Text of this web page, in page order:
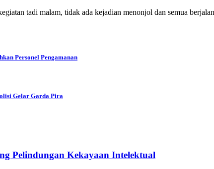
tadi malam, tidak ada kejadian menonjol dan semua
Personel Pengamanan
Gelar Garda Pira
Pelindungan Kekayaan Intelektual